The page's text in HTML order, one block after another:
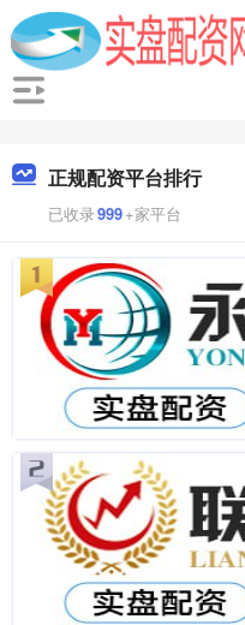
正规配资平台排行
已收录999+家平台